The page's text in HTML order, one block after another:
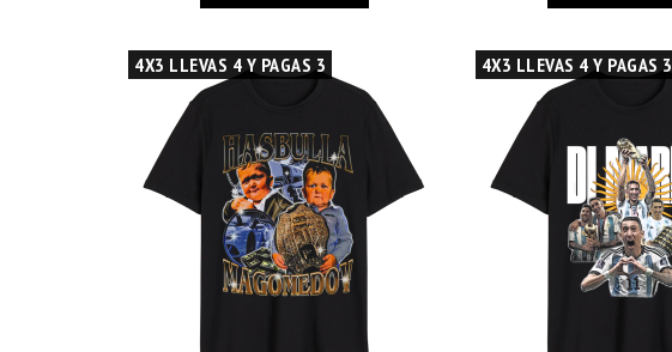
4X3 LLEVAS 4 Y PAGAS 3 4X3 LLEVAS 4 Y PAGAS 3